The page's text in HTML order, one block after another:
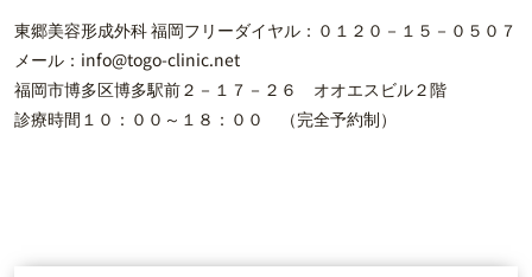
東郷美容形成外科 福岡フリーダイヤル：０１２０－１５－０５０７
メール：info@togo-clinic.net
福岡市博多区博多駅前２－１７－２６ オオエスビル２階
診療時間１０：００～１８：００ （完全予約制）